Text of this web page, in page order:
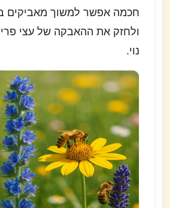
חכמה אפשר למשוך מאביקים
ולחזק את ההאבקה של עצי
נוי.